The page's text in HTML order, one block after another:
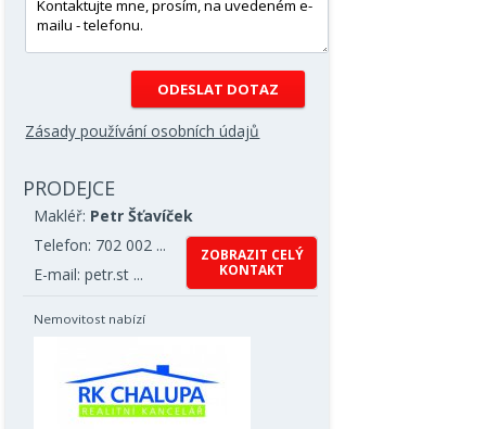
Zásady používání osobních údajů
PRODEJCE
Makléř: Petr Šťavíček
Telefon: 702 002 ...
E-mail: petr.st ...
ZOBRAZIT CELÝ
KONTAKT
Nemovitost nabízí